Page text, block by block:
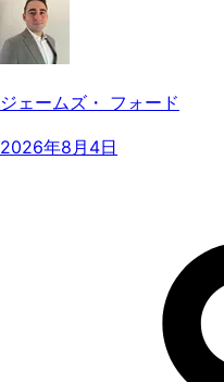
ジェームズ・ フォード
2026年8月4日